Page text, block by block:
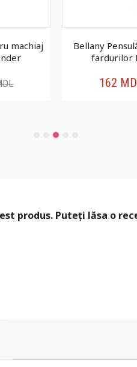
machiaj
Bellany
fardurilor
162
produs. Puteți lăsa o